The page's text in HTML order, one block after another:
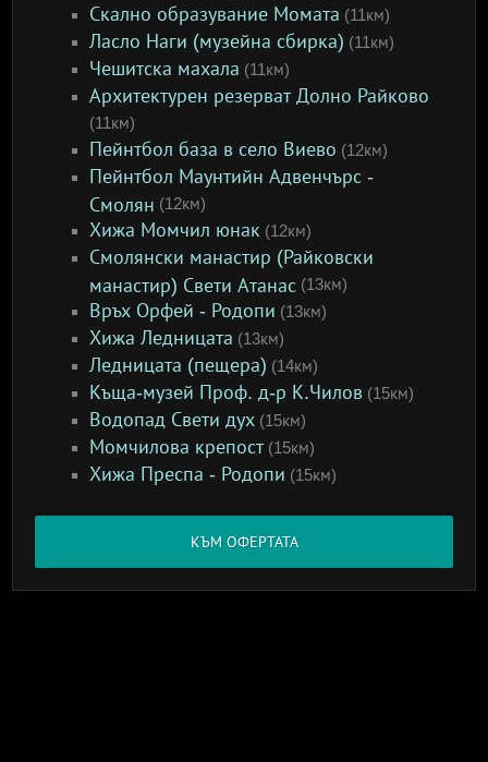
Скално образувание Момата (11км)
Ласло Наги (музейна сбирка) (11км)
Чешитска махала (11км)
Архитектурен резерват Долно Райково
(11км)
Пейнтбол база в село Виево (12км)
Пейнтбол Маунтийн Адвенчърс -
Смолян (12км)
Хижа Момчил юнак (12км)
Смолянски манастир (Райковски
манастир) Свети Атанас (13км)
Връх Орфей - Родопи (13км)
Хижа Ледницата (13км)
Ледницата (пещера) (14км)
Къща-музей Проф. д-р К.Чилов (15км)
Водопад Свети дух (15км)
Момчилова крепост(15км)
Хижа Преспа - Родопи (15км)
КЪМ ОФЕРТАТА